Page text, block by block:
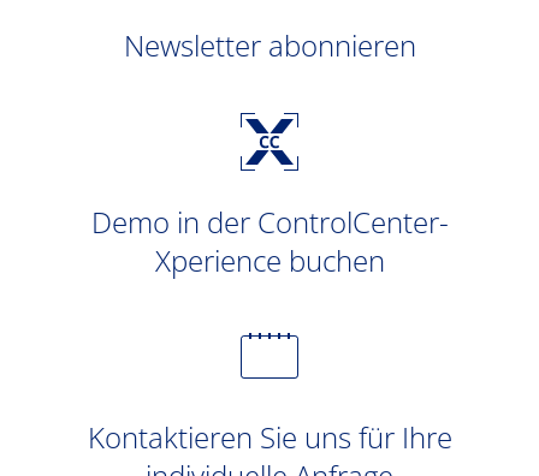
Newsletter abonnieren
Demo in der ControlCenter-
Xperience buchen
Kontaktieren Sie uns für Ihre